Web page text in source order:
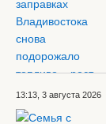
13:13, 3 августа 2026